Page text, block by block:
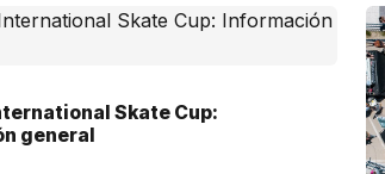
Skate Cup:
general